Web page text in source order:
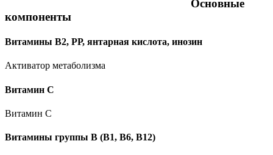
Основные
компоненты
Витамины В2, РР, янтарная кислота, инозин
Активатор метаболизма
Витамин C
Витамин C
Витамины группы B (В1, В6, В12)